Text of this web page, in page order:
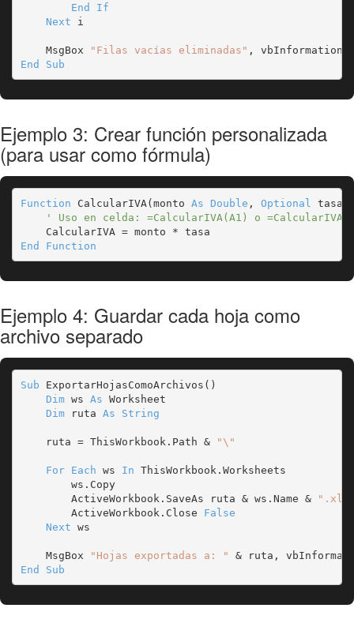
End If
Next i
    MsgBox
"Filas vacías eliminadas"
End Sub
Ejemplo 3: Crear función personalizada
(para usar como fórmula)
Function CalcularIVA(monto As Double , Optional tasa
' Uso en celda: =CalcularIVA(A1) o
End Function
Ejemplo 4: Guardar cada hoja como
archivo separado
Sub ExportarHojasComoArchivos()
Dim ws As Worksheet
Dim ruta As String
    ruta = ThisWorkbook.Path &
"\"
For Each ws In ThisWorkbook.Worksheets
        ws.Copy
        ActiveWorkbook.SaveAs ruta & ws.Name &
        ActiveWorkbook.Close
False
Next ws
    MsgBox
"Hojas exportadas a: "
End Sub